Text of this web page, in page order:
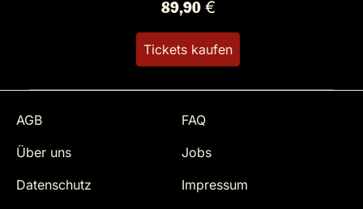
89,90 €
Tickets kaufen
AGB
FAQ
Über uns
Jobs
Datenschutz
Impressum